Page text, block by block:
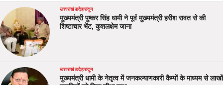
उत्तराखंडदेहरादून
मुख्यमंत्री पुष्कर सिंह धामी ने पूर्व मुख्यमंत्री हरीश रावत से की
शिष्टाचार भेंट, कुशलक्षेम जाना
उत्तराखंडदेहरादून
मुख्यमंत्री धामी के नेतृत्व में जनकल्याणकारी कैम्पों के माध्यम से लाखों